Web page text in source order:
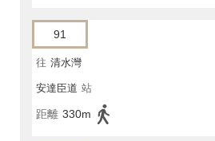
91
往 清水灣
安達臣道 站
距離 330m